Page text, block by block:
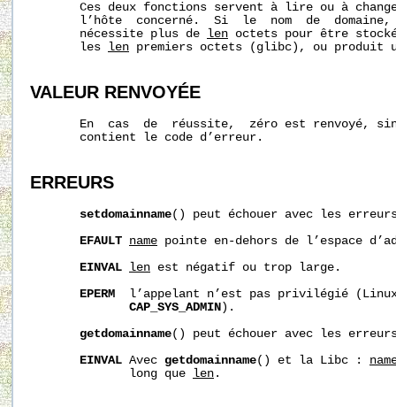
Ces deux fonctions servent à lire ou à
l’hôte  concerné.  Si  le  nom  de
       nécessite plus de
len octets pour être
       les
len premiers octets (glibc), ou produit
VALEUR RENVOYÉE
En  cas  de  réussite,  zéro est renvoyé,
       contient le code d’erreur.
ERREURS
setdomainname() peut échouer avec les
EFAULT name pointe en‐dehors de l’espace
EINVAL len est négatif ou trop large.
EPERM
l’appelant n’est pas privilégié
CAP_SYS_ADMIN).
getdomainname() peut échouer avec les
EINVAL Avec getdomainname() et la Libc :
              long que
len .